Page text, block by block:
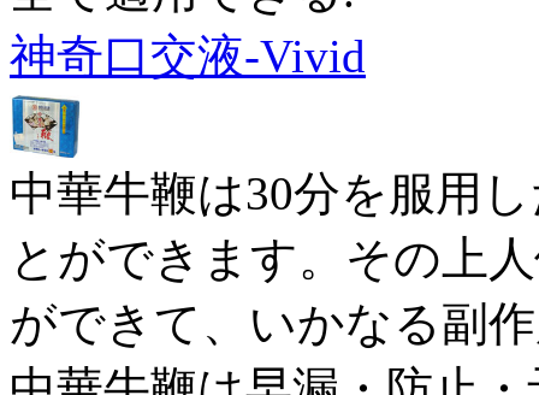
神奇口交液-Vivid
中華牛鞭は30分を服用
とができます。その上
ができて、いかなる副